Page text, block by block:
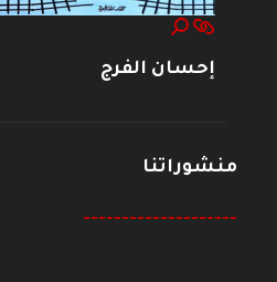
إحسان الفرج
منشوراتنا
--------------------